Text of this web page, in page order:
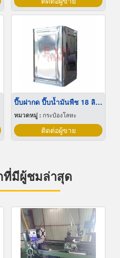
ปี๊บฝากด ปี๊บน้ำมันพืช 18 ลิตร
หมวดหมู่ : กระป๋องโลหะ
ติดต่อผู้ขาย
มีผู้ชมล่าสุด